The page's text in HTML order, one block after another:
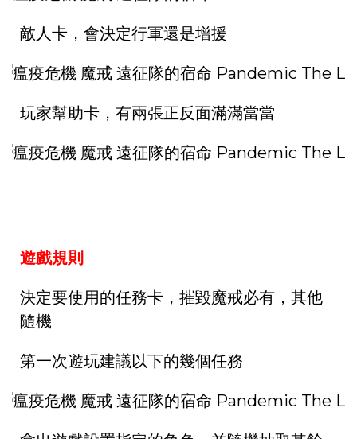
敵人卡，會決定行軍還是增援
玩家幫助卡，有兩張正反面滿滿當當
遊戲規則
決定要使用的任務卡，摧毀魔戒必有，其他
隨機
第一次遊玩建議以下的幾個任務